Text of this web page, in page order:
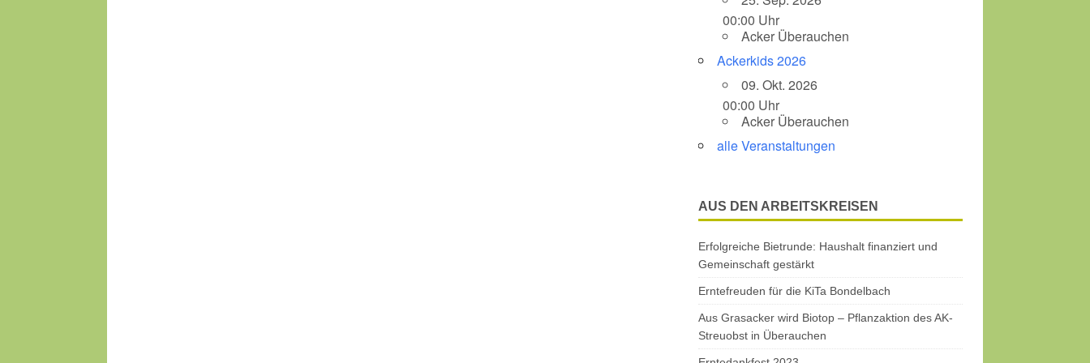
00:00 Uhr
Acker Überauchen
Ackerkids 2026
09. Okt. 2026
00:00 Uhr
Acker Überauchen
alle Veranstaltungen
AUS DEN ARBEITSKREISEN
Erfolgreiche Bietrunde: Haushalt finanziert und
Gemeinschaft gestärkt
Erntefreuden für die KiTa Bondelbach
Aus Grasacker wird Biotop – Pflanzaktion des AK-
Streuobst in Überauchen